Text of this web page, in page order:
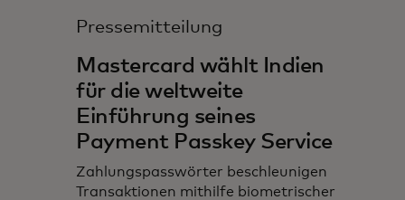
Pressemitteilung
Mastercard wählt Indien
für die weltweite
Einführung seines
Payment Passkey Service
Zahlungspasswörter beschleunigen
Transaktionen mithilfe biometrischer